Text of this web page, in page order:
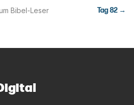
Bibel-Leser Tag82 →